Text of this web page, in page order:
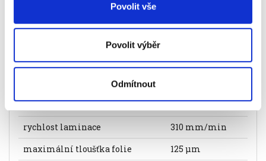
Povolit vše
Povolit výběr
Odmítnout
Specifikace produktu
Objednací číslo
904474400089
Hmotnost
1,7 kg
rychlost laminace
310 mm/min
maximální tloušťka folie
125 µm